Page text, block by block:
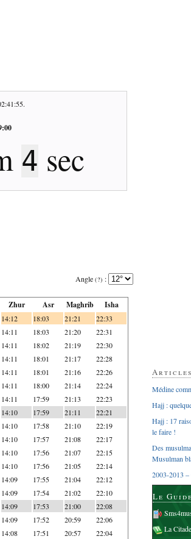
.
3 sec
Angle (?) :
Zhur Asr Maghrib Isha
14:12 18:03 21:21 22:33
14:11 18:03 21:20 22:31
14:11 18:02 21:19 22:30
14:11 18:01 21:17 22:28
14:11 18:01 21:16 22:26
14:11 18:00 21:14 22:24
14:11 17:59 21:13 22:23
14:10 17:59 21:11 22:21
14:10 17:58 21:10 22:19
14:10 17:57 21:08 22:17
14:10 17:56 21:07 22:15
14:10 17:56 21:05 22:14
14:09 17:55 21:04 22:12
14:09 17:54 21:02 22:10
14:09 17:53 21:00 22:08
14:09 17:52 20:59 22:06
14:08 17:51 20:57 22:04
Médine
Hajj :
Hajj : 17
le faire !
Des
Musulman
2003-2013 –
Le
La